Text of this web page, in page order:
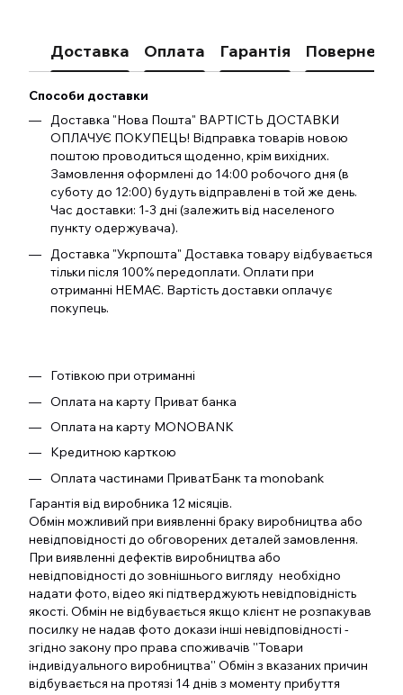
Доставка Оплата Гарантія
Способи доставки
Доставка "Нова Пошта" ВАРТІСТЬ ДОСТАВКИ
ОПЛАЧУЄ ПОКУПЕЦЬ! Відправка товарів новою
поштою проводиться щоденно, крім вихідних.
Замовлення оформлені до 14:00 робочого дня (в
суботу до 12:00) будуть відправлені в той же день.
Час доставки: 1-3 дні (залежить від населеного
пункту одержувача).
Доставка "Укрпошта" Доставка товару відбувається
тільки після 100% передоплати. Оплати при
отриманні НЕМАЄ. Вартість доставки оплачує
покупець.
Готівкою при отриманні
Оплата на карту Приват банка
Оплата на карту MONOBANK
Кредитною карткою
Оплата частинами ПриватБанк та monobank
Гарантія від виробника 12 місяців.
Обмін можливий при виявленні браку виробництва або
невідповідності до обговорених деталей замовлення.
При виявленні дефектів виробництва або
невідповідності до зовнішнього вигляду необхідно
надати фото, відео які підтверджують невідповідність
якості. Обмін не відбувається якщо клієнт не розпакував
посилку не надав фото докази інші невідповідності -
згідно закону про права споживачів ''Товари
індивідуального виробництва'' Обмін з вказаних причин
відбувається на протязі 14 днів з моменту прибуття